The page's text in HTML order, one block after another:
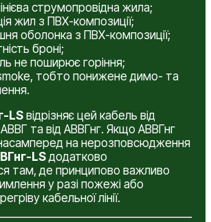
струмопровідна жила;
жил з ПВХ-композиції;
оболонка з ПВХ-композиції;
броні;
не поширює горіння;
тобто понижене димо- та
LSвідрізняє цей кабель від
та від АВВГнг. Якщо АВВГнг
на нерозповсюдження
LSдодатково
там, де принципово важливо
у разі пожежі або
кабельної лінії.